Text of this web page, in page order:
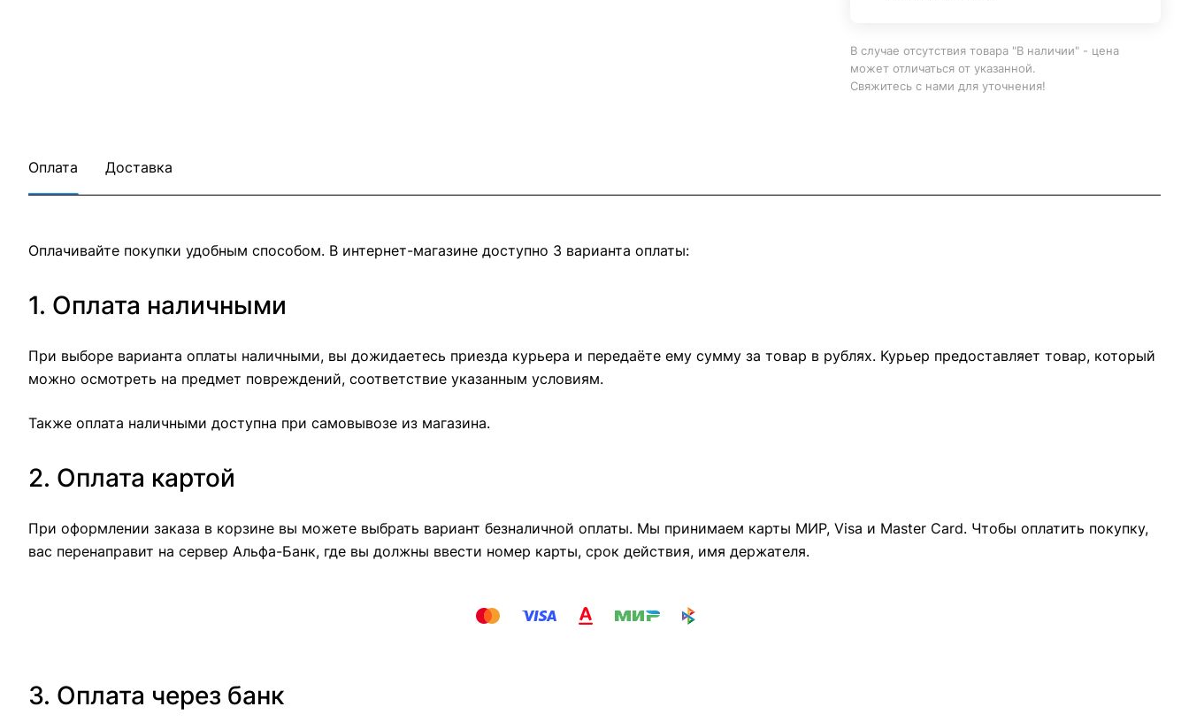
В случае отсутствия товара "В наличии" - цена
может отличаться от указанной.
Свяжитесь с нами для уточнения!
Оплата Доставка
Оплачивайте покупки удобным способом. В интернет-магазине доступно 3 варианта оплаты:
1. Оплата наличными
При выборе варианта оплаты наличными, вы дожидаетесь приезда курьера и передаёте ему сумму за товар в рублях. Курьер предоставляет товар, который
можно осмотреть на предмет повреждений, соответствие указанным условиям.
Также оплата наличными доступна при самовывозе из магазина.
2. Оплата картой
При оформлении заказа в корзине вы можете выбрать вариант безналичной оплаты. Мы принимаем карты МИР, Visa и Master Card. Чтобы оплатить покупку,
вас перенаправит на сервер Альфа-Банк, где вы должны ввести номер карты, срок действия, имя держателя.
3. Оплата через банк